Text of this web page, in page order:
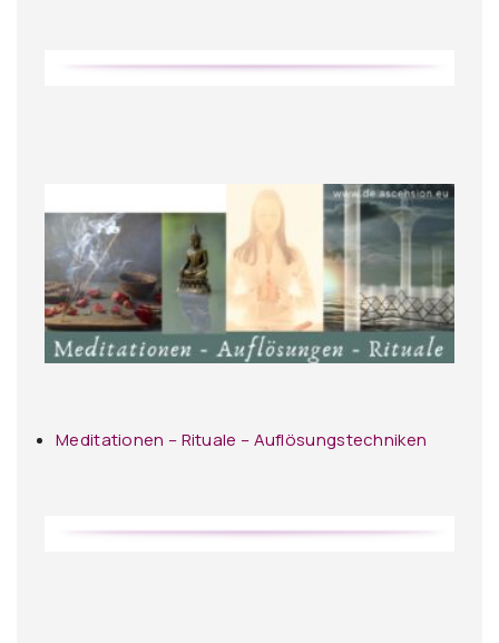
Meditationen – Rituale – Auflösungstechniken